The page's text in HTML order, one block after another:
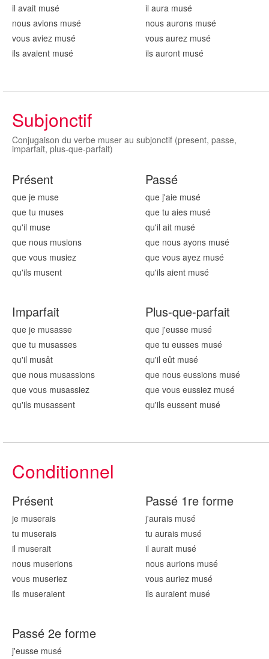
il avait musé
nous avions musé
vous aviez musé
ils avaient musé
il aura musé
nous aurons musé
vous aurez musé
ils auront musé
Subjonctif
Conjugaison du verbe muser au subjonctif (present, passe,
imparfait, plus-que-parfait)
Présent
que je muse
que tu muses
qu'il muse
que nous musions
que vous musiez
qu'ils musent
Passé
que j'aie musé
que tu aies musé
qu'il ait musé
que nous ayons musé
que vous ayez musé
qu'ils aient musé
Imparfait
que je musasse
que tu musasses
qu'il musât
que nous musassions
que vous musassiez
qu'ils musassent
Plus-que-parfait
que j'eusse musé
que tu eusses musé
qu'il eût musé
que nous eussions musé
que vous eussiez musé
qu'ils eussent musé
Conditionnel
Présent
je muserais
tu muserais
il muserait
nous muserions
vous museriez
ils museraient
Passé 1re forme
j'aurais musé
tu aurais musé
il aurait musé
nous aurions musé
vous auriez musé
ils auraient musé
Passé 2e forme
j'eusse musé